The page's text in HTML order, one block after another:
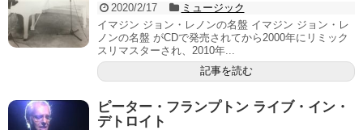
2020/2/17
ミュージック
イマジン ジョン・レノンの名盤 イマジン ジョン・レ
ノンの名盤 がCDで発売されてから2000年にリミック
スリマスターされ、2010年...
記事を読む
ピーター・フランプトン ライブ・イン・
デトロイト